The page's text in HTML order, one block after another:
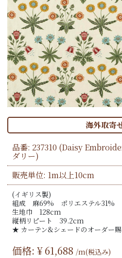
海外取寄
品番: 237310 (Daisy
ダリー)
販売単位: 1m以上10cm
(イギリス製)
組成 麻69% ポリエステル
生地巾 128cm
縦柄リピート 39.2cm
★ カーテン&シェードのオーダー賜
価格: ¥61,688 /m(税込み)